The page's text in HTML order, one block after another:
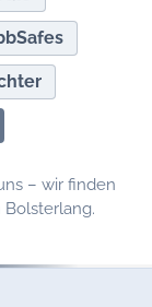
– wir finden